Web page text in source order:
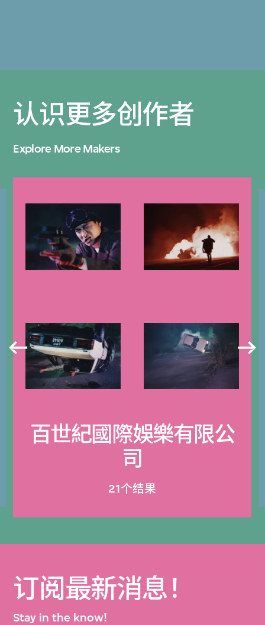
认识更多创作者
Explore More Makers
百世紀國際娛樂有限公
司
21个结果
订阅最新消息！
Stay in the know!